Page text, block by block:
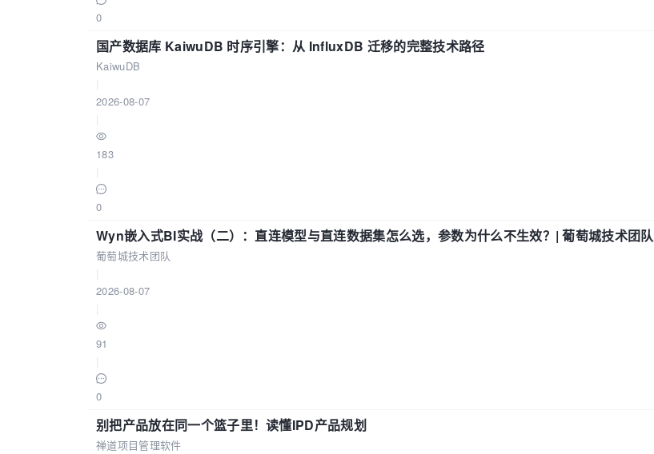
0
国产数据库 KaiwuDB 时序引擎：从 InfluxDB 迁移的完整技术路径
KaiwuDB
2026-08-07
183
0
Wyn嵌入式BI实战（二）：直连模型与直连数据集怎么选，参数为什么不生效？| 葡萄城技术团队
葡萄城技术团队
2026-08-07
91
0
别把产品放在同一个篮子里！读懂IPD产品规划
禅道项目管理软件